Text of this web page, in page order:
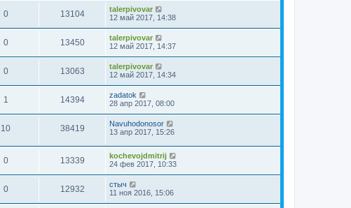
0 13104
talerpivovar
12 май 2017, 14:38
0 13450
talerpivovar
12 май 2017, 14:37
0 13063
talerpivovar
12 май 2017, 14:34
1 14394
zadatok
28 апр 2017, 08:00
10 38419
Navuhodonosor
13 апр 2017, 15:26
0 13339
kochevojdmitrij
24 фев 2017, 10:33
0 12932
стыч
11 ноя 2016, 15:06